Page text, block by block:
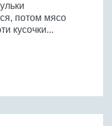
потом мясо
кусочки...